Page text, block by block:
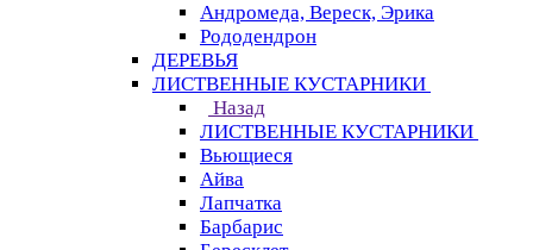
Андромеда, Вереск, Эрика
Рододендрон
ДЕРЕВЬЯ
ЛИСТВЕННЫЕ КУСТАРНИКИ
Назад
ЛИСТВЕННЫЕ КУСТАРНИКИ
Вьющиеся
Айва
Лапчатка
Барбарис